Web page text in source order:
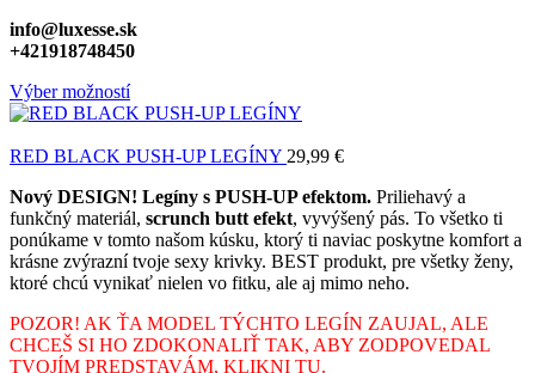
info@luxesse.sk
+421918748450
Výber možností
RED BLACK PUSH-UP LEGÍNY 29,99 €
Nový DESIGN! Legíny s PUSH-UP efektom. Priliehavý a
funkčný materiál, scrunch butt efekt, vyvýšený pás. To všetko ti
ponúkame v tomto našom kúsku, ktorý ti naviac poskytne komfort a
krásne zvýrazní tvoje sexy krivky. BEST produkt, pre všetky ženy,
ktoré chcú vynikať nielen vo fitku, ale aj mimo neho.
POZOR! AK ŤA MODEL TÝCHTO LEGÍN ZAUJAL, ALE
CHCEŠ SI HO ZDOKONALIŤ TAK, ABY ZODPOVEDAL
TVOJÍM PREDSTAVÁM, KLIKNI TU.